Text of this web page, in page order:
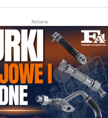
Reklama